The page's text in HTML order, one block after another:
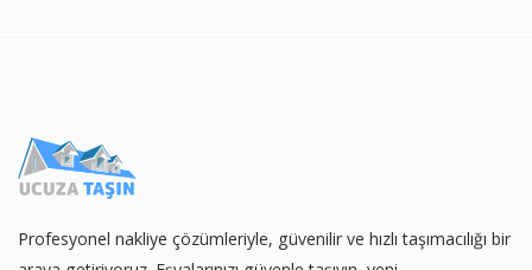
Profesyonel nakliye çözümleriyle, güvenilir ve hızlı taşımacılığı bir